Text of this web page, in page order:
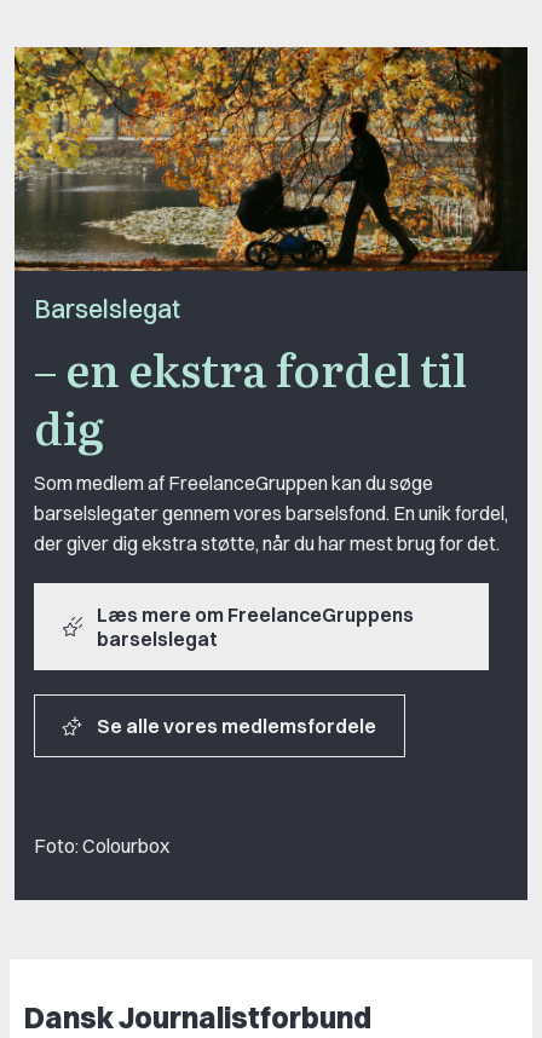
Barselslegat
– en ekstra fordel til
dig
Som medlem af FreelanceGruppen kan du søge
barselslegater gennem vores barselsfond. En unik fordel,
der giver dig ekstra støtte, når du har mest brug for det.
Læs mere om FreelanceGruppens
barselslegat
Se alle vores medlemsfordele
Foto: Colourbox
Dansk Journalistforbund